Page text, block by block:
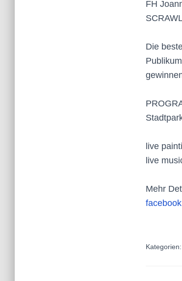
FH
Die
live
live
Mehr
Kategorien: